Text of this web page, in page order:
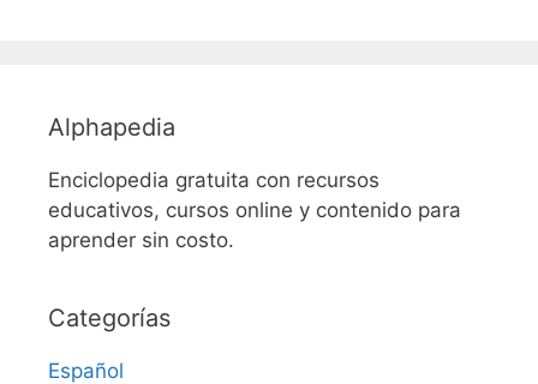
Alphapedia
Enciclopedia gratuita con recursos
educativos, cursos online y contenido para
aprender sin costo.
Categorías
Español